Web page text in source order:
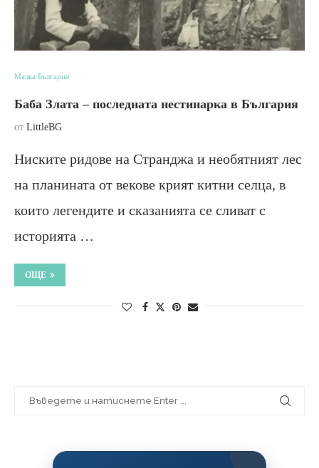
Малка България
Баба Злата – последната нестинарка в България
от LittleBG
Ниските ридове на Странджа и необятният лес
на планината от векове крият китни селца, в
които легендите и сказанията се сливат с
историята …
ОЩЕ